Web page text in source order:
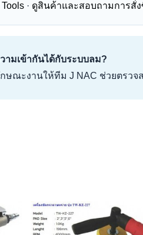
· ดูสินค้าและสอบถามการสั่ง
ามเข้ากันได้กับระบบลม?
ษณะงานให้ทีม J NAC ช่วยตรวจ